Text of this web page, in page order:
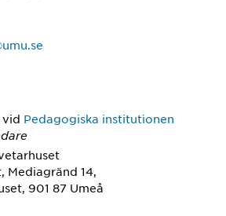
vid Pedagogiska institutionen
Mediagränd 14,
901 87 Umeå